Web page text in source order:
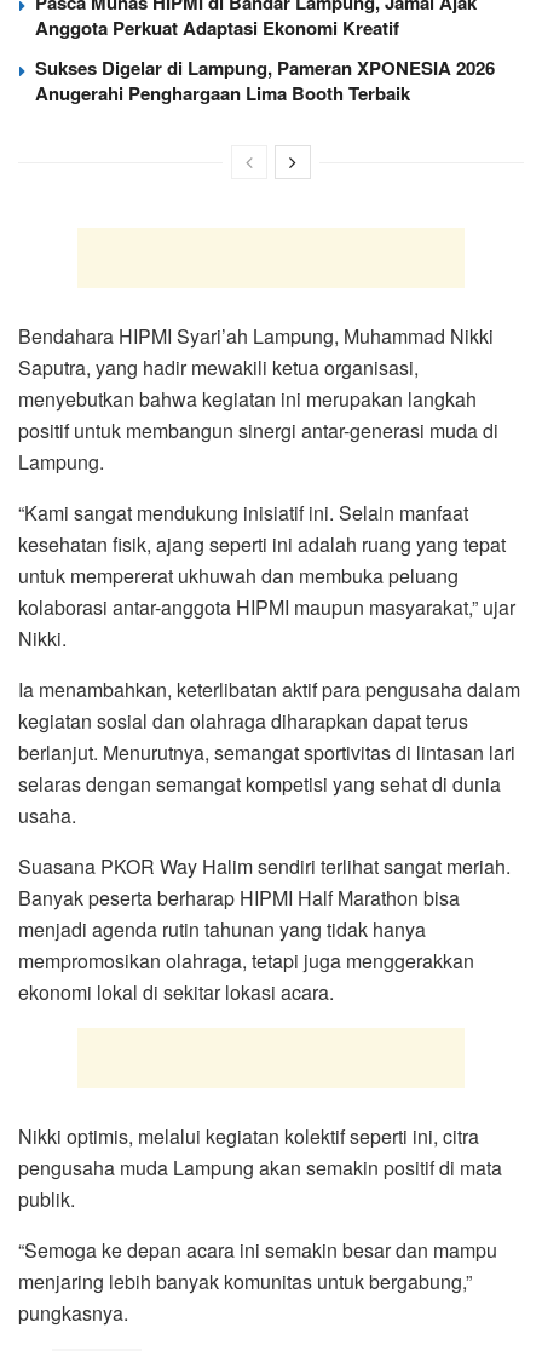
Anggota Perkuat Adaptasi Ekonomi Kreatif
Sukses Digelar di Lampung, Pameran XPONESIA 2026
Anugerahi Penghargaan Lima Booth Terbaik
Bendahara HIPMI Syari’ah Lampung, Muhammad Nikki
Saputra, yang hadir mewakili ketua organisasi,
menyebutkan bahwa kegiatan ini merupakan langkah
positif untuk membangun sinergi antar-generasi muda di
Lampung.
“Kami sangat mendukung inisiatif ini. Selain manfaat
kesehatan fisik, ajang seperti ini adalah ruang yang tepat
untuk mempererat ukhuwah dan membuka peluang
kolaborasi antar-anggota HIPMI maupun masyarakat,” ujar
Nikki.
Ia menambahkan, keterlibatan aktif para pengusaha dalam
kegiatan sosial dan olahraga diharapkan dapat terus
berlanjut. Menurutnya, semangat sportivitas di lintasan lari
selaras dengan semangat kompetisi yang sehat di dunia
usaha.
Suasana PKOR Way Halim sendiri terlihat sangat meriah.
Banyak peserta berharap HIPMI Half Marathon bisa
menjadi agenda rutin tahunan yang tidak hanya
mempromosikan olahraga, tetapi juga menggerakkan
ekonomi lokal di sekitar lokasi acara.
Nikki optimis, melalui kegiatan kolektif seperti ini, citra
pengusaha muda Lampung akan semakin positif di mata
publik.
“Semoga ke depan acara ini semakin besar dan mampu
menjaring lebih banyak komunitas untuk bergabung,”
pungkasnya.